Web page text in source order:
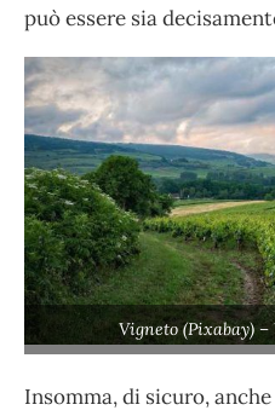
può essere sia
Vigneto (Pixabay)
Insomma, di sicuro, anche